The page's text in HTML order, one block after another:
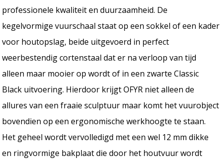
professionele kwaliteit en duurzaamheid. De
kegelvormige vuurschaal staat op een sokkel of een kader
voor houtopslag, beide uitgevoerd in perfect
weerbestendig cortenstaal dat er na verloop van tijd
alleen maar mooier op wordt of in een zwarte Classic
Black uitvoering. Hierdoor krijgt OFYR niet alleen de
allures van een fraaie sculptuur maar komt het vuurobject
bovendien op een ergonomische werkhoogte te staan.
Het geheel wordt vervolledigd met een wel 12 mm dikke
en ringvormige bakplaat die door het houtvuur wordt